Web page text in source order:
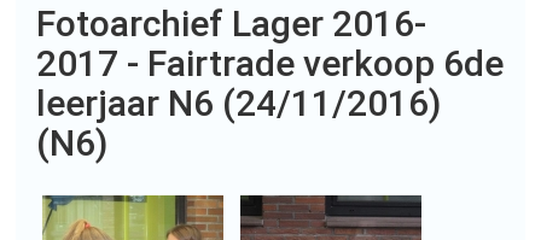
Fotoarchief Lager 2016-
2017 - Fairtrade verkoop 6de
leerjaar N6 (24/11/2016)
(N6)